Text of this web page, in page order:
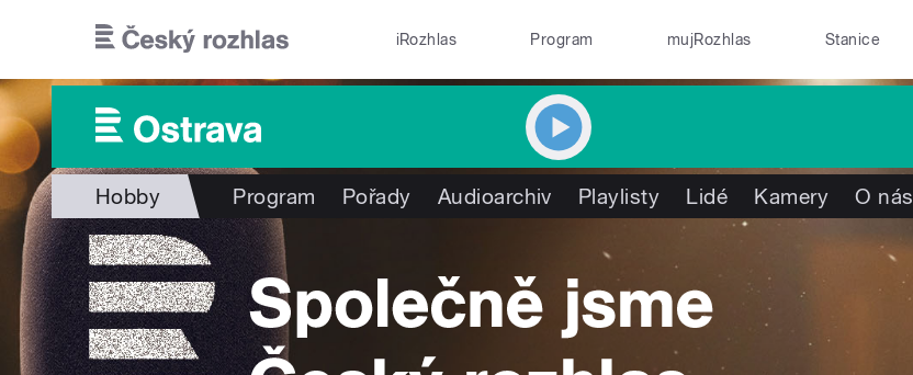
iRozhlas Program mujRozhlas Stanice
Hobby Program Pořady Audioarchiv Playlisty Lidé Kamery O nás